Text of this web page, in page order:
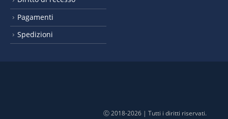
Pagamenti
Spedizioni
Ⓒ 2018-2026 | Tutti i diritti riservati.